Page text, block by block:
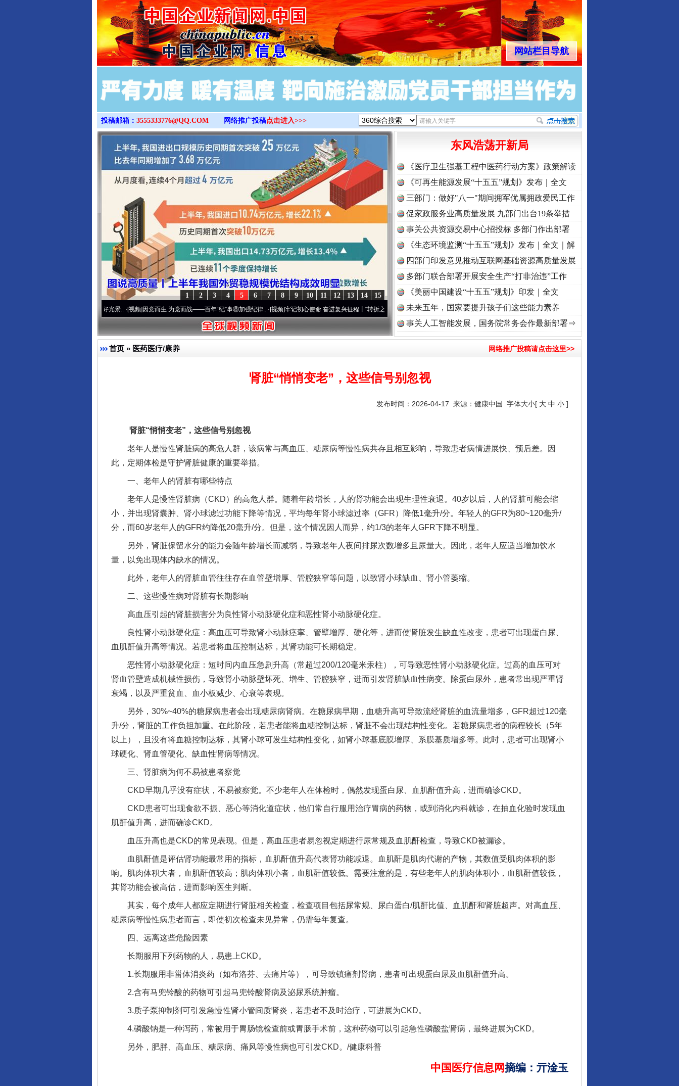
>
网站栏目导航
投稿邮箱： 3555333776@QQ.COM 网络推广投稿点击进入>>>
15
14
13
12
11
10
9
8
7
6
5
4
3
2
1
·[视频]因党而生 为党而战——百年“纪”事⑧加强纪律..·[视频]牢记初心使命 奋进复兴征程丨“转折之城”激荡..·[视频]牢记初心使命 奋进复兴征程丨红船起航处 潮起..·[视频] 一首歌的时间，读懂乐至的“诗与远方”
东风浩荡开新局
《医疗卫生强基工程中医药行动方案》政策解读
《可再生能源发展“十五五”规划》发布｜全文
三部门：做好"八一"期间拥军优属拥政爱民工作
促家政服务业高质量发展 九部门出台19条举措
事关公共资源交易中心招投标 多部门作出部署
《生态环境监测“十五五”规划》发布｜全文｜解
读
四部门印发意见推动互联网基础资源高质量发展
多部门联合部署开展安全生产“打非治违”工作
《美丽中国建设“十五五”规划》印发｜全文
未来五年，国家要提升孩子们这些能力素养
事关人工智能发展，国务院常务会作最新部署⇒
首页 » 医药医疗/康养 网络推广投稿请点击这里>>
肾脏“悄悄变老”，这些信号别忽视
发布时间：2026-04-17 来源： 健康中国 字体大小[ 大 中 小 ]
肾脏“悄悄变老”，这些信号别忽视
老年人是慢性肾脏病的高危人群，该病常与高血压、糖尿病等慢性病共存且相互影响，导致患者病情进展快、预后差。因
此，定期体检是守护肾脏健康的重要举措。
一、老年人的肾脏有哪些特点
老年人是慢性肾脏病（CKD）的高危人群。随着年龄增长，人的肾功能会出现生理性衰退。40岁以后，人的肾脏可能会缩
小，并出现肾囊肿、肾小球滤过功能下降等情况，平均每年肾小球滤过率（GFR）降低1毫升/分。年轻人的GFR为80~120毫升/
分，而60岁老年人的GFR约降低20毫升/分。但是，这个情况因人而异，约1/3的老年人GFR下降不明显。
另外，肾脏保留水分的能力会随年龄增长而减弱，导致老年人夜间排尿次数增多且尿量大。因此，老年人应适当增加饮水
量，以免出现体内缺水的情况。
此外，老年人的肾脏血管往往存在血管壁增厚、管腔狭窄等问题，以致肾小球缺血、肾小管萎缩。
二、这些慢性病对肾脏有长期影响
高血压引起的肾脏损害分为良性肾小动脉硬化症和恶性肾小动脉硬化症。
良性肾小动脉硬化症：高血压可导致肾小动脉痉挛、管壁增厚、硬化等，进而使肾脏发生缺血性改变，患者可出现蛋白尿、
血肌酐值升高等情况。若患者将血压控制达标，其肾功能可长期稳定。
恶性肾小动脉硬化症：短时间内血压急剧升高（常超过200/120毫米汞柱），可导致恶性肾小动脉硬化症。过高的血压可对
肾血管壁造成机械性损伤，导致肾小动脉壁坏死、增生、管腔狭窄，进而引发肾脏缺血性病变。除蛋白尿外，患者常出现严重肾
衰竭，以及严重贫血、血小板减少、心衰等表现。
另外，30%~40%的糖尿病患者会出现糖尿病肾病。在糖尿病早期，血糖升高可导致流经肾脏的血流量增多，GFR超过120毫
升/分，肾脏的工作负担加重。在此阶段，若患者能将血糖控制达标，肾脏不会出现结构性变化。若糖尿病患者的病程较长（5年
以上），且没有将血糖控制达标，其肾小球可发生结构性变化，如肾小球基底膜增厚、系膜基质增多等。此时，患者可出现肾小
球硬化、肾血管硬化、缺血性肾病等情况。
三、肾脏病为何不易被患者察觉
CKD早期几乎没有症状，不易被察觉。不少老年人在体检时，偶然发现蛋白尿、血肌酐值升高，进而确诊CKD。
CKD患者可出现食欲不振、恶心等消化道症状，他们常自行服用治疗胃病的药物，或到消化内科就诊，在抽血化验时发现血
肌酐值升高，进而确诊CKD。
血压升高也是CKD的常见表现。但是，高血压患者易忽视定期进行尿常规及血肌酐检查，导致CKD被漏诊。
血肌酐值是评估肾功能最常用的指标，血肌酐值升高代表肾功能减退。血肌酐是肌肉代谢的产物，其数值受肌肉体积的影
响。肌肉体积大者，血肌酐值较高；肌肉体积小者，血肌酐值较低。需要注意的是，有些老年人的肌肉体积小，血肌酐值较低，
其肾功能会被高估，进而影响医生判断。
其实，每个成年人都应定期进行肾脏相关检查，检查项目包括尿常规、尿白蛋白/肌酐比值、血肌酐和肾脏超声。对高血压、
糖尿病等慢性病患者而言，即使初次检查未见异常，仍需每年复查。
四、远离这些危险因素
长期服用下列药物的人，易患上CKD。
1.长期服用非甾体消炎药（如布洛芬、去痛片等），可导致镇痛剂肾病，患者可出现蛋白尿及血肌酐值升高。
2.含有马兜铃酸的药物可引起马兜铃酸肾病及泌尿系统肿瘤。
3.质子泵抑制剂可引发急慢性肾小管间质肾炎，若患者不及时治疗，可进展为CKD。
4.磷酸钠是一种泻药，常被用于胃肠镜检查前或胃肠手术前，这种药物可以引起急性磷酸盐肾病，最终进展为CKD。
另外，肥胖、高血压、糖尿病、痛风等慢性病也可引发CKD。/健康科普
中国医疗信息网摘编 ： 亓淦玉
东山县通报“牛蛙产品抗生素超标问题” 法徽映军营 权益有保障 让核能赋能千行百业
千年窑火 生生不息 一批国家标准开始实施 从数据变化看反腐深化
揭开“小金库”的免责幌子
“后车司机肯定在骂我”